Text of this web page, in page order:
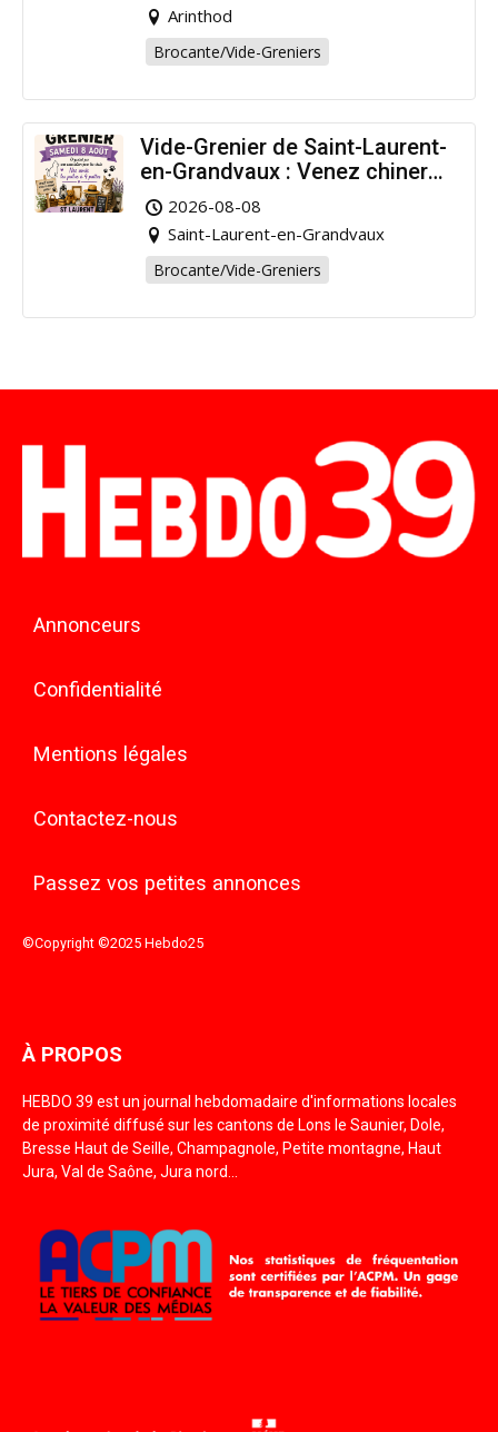
Arinthod
Brocante/Vide-Greniers
Vide-Grenier de Saint-Laurent-
en-Grandvaux : Venez chiner
pour la bonne cause !
2026-08-08
Saint-Laurent-en-Grandvaux
Brocante/Vide-Greniers